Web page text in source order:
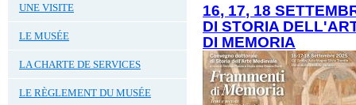
UNE VISITE
LE MUSÉE
LA CHARTE DE SERVICES
LE RÈGLEMENT DU MUSÉE
16, 17, 18
DI STORIA
DI MEMORIA